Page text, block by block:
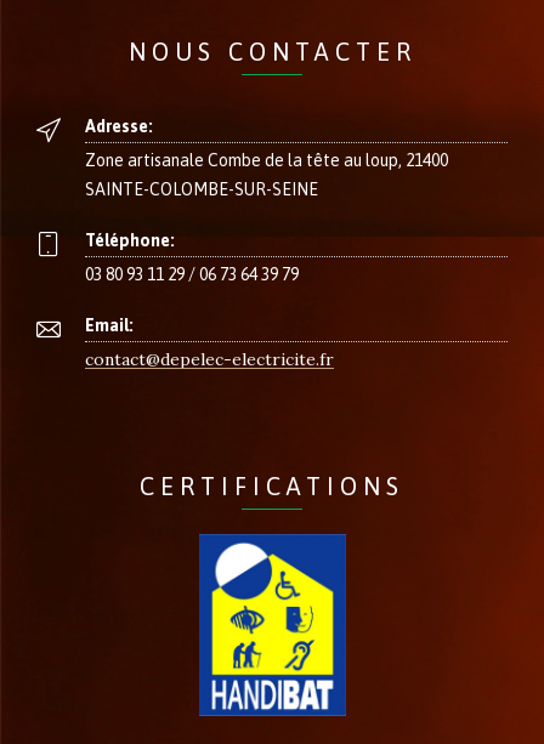
NOUS CONTACTER
Adresse:
Zone artisanale Combe de la tête au loup, 21400
SAINTE-COLOMBE-SUR-SEINE
Téléphone:
03 80 93 11 29 / 06 73 64 39 79
Email:
contact@depelec-electricite.fr
CERTIFICATIONS